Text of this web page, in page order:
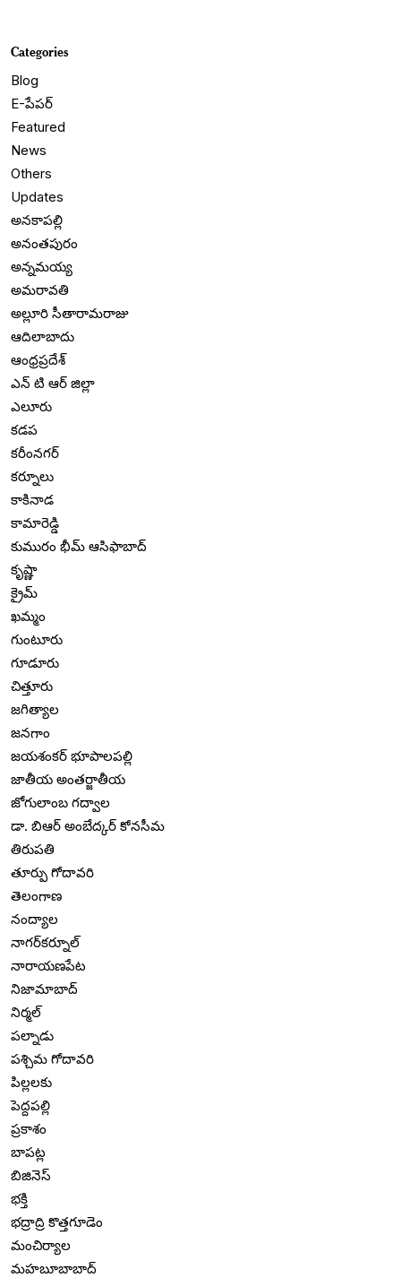
Categories
Blog
E-పేపర్
Featured
News
Others
Updates
అనకాపల్లి
అనంతపురం
అన్నమయ్య
అమరావతి
అల్లూరి సీతారామరాజు
ఆదిలాబాదు
ఆంధ్రప్రదేశ్
ఎన్ టి ఆర్ జిల్లా
ఎలూరు
కడప
కరీంనగర్
కర్నూలు
కాకినాడ
కామారెడ్డి
కుమురం భీమ్ ఆసిఫాబాద్
కృష్ణా
క్రైమ్
ఖమ్మం
గుంటూరు
గూడూరు
చిత్తూరు
జగిత్యాల
జనగాం
జయశంకర్ భూపాలపల్లి
జాతీయ అంతర్జాతీయ
జోగులాంబ గద్వాల
డా. బిఆర్ అంబేద్కర్ కోనసీమ
తిరుపతి
తూర్పు గోదావరి
తెలంగాణ
నంద్యాల
నాగర్‌కర్నూల్
నారాయణపేట
నిజామాబాద్
నిర్మల్
పల్నాడు
పశ్చిమ గోదావరి
పిల్లలకు
పెద్దపల్లి
ప్రకాశం
బాపట్ల
బిజినెస్
భక్తి
భద్రాద్రి కొత్తగూడెం
మంచిర్యాల
మహబూబాబాద్